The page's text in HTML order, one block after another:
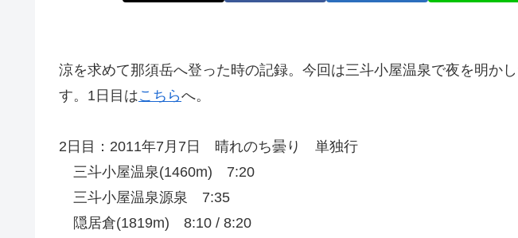
涼を求めて那須岳へ登った時の記録。今回は三斗小屋温泉で夜を明か
す。1日目はこちらへ。
2日目：2011年7月7日 晴れのち曇り 単独行
三斗小屋温泉(1460m) 7:20
三斗小屋温泉源泉 7:35
隠居倉(1819m) 8:10 / 8:20